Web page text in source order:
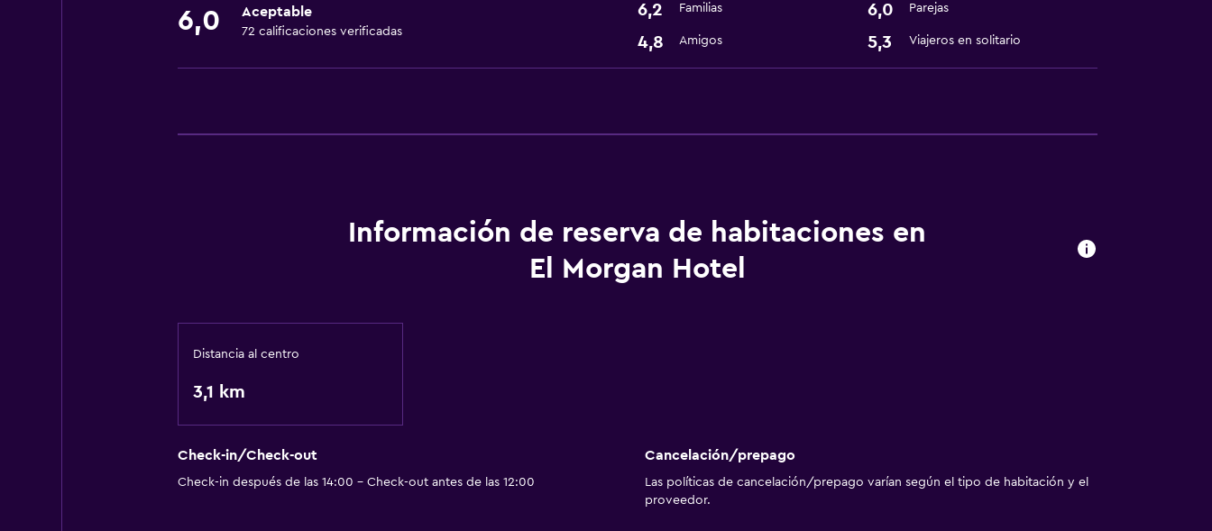
6,0 Aceptable
72 calificaciones verificadas
6,2 Familias 6,0 Parejas
4,8 Amigos 5,3 Viajeros en solitario
Información de reserva de habitaciones en
El Morgan Hotel
Distancia al centro
3,1 km
Check-in/Check-out
Check-in después de las 14:00 - Check-out antes de las 12:00
Cancelación/prepago
Las políticas de cancelación/prepago varían según el tipo de habitación y el
proveedor.